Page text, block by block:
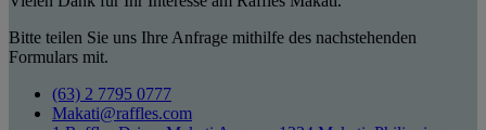
Bitte teilen Sie uns Ihre Anfrage mithilfe des nachstehenden
Formulars mit.
(63) 2 7795 0777
Makati@raffles.com